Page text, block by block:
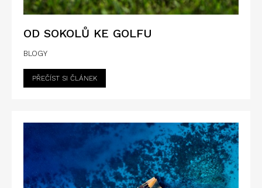
OD SOKOLŮ KE GOLFU
BLOGY
PŘEČÍST SI ČLÁNEK